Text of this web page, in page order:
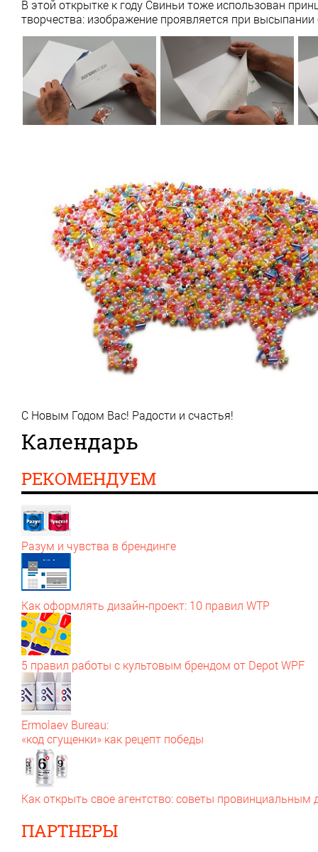
В этой открытке к году Свиньи тоже использован
творчества: изображение проявляется при
С Новым Годом Вас! Радости и счастья!
Календарь
РЕКОМЕНДУЕМ
Разум и чувства в брендинге
Как оформлять дизайн‑проект: 10 правил WTP
5 правил работы с культовым брендом от Depot WPF
Ermolaev Bureau:
«код сгущенки» как рецепт победы
Как открыть свое агентство: советы провинциальным
ПАРТНЕРЫ